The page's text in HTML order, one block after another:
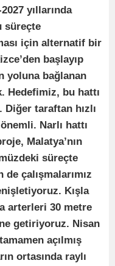
yıllarında
süreçte
için alternatif bir
başlayıp
yoluna bağlanan
Hedefimiz, bu hattı
taraftan hızlı
Narlı hattı
Malatya’nın
süreçte
çalışmalarımız
Kışla
arterleri 30 metre
getiriyoruz. Nisan
açılmış
ortasında raylı